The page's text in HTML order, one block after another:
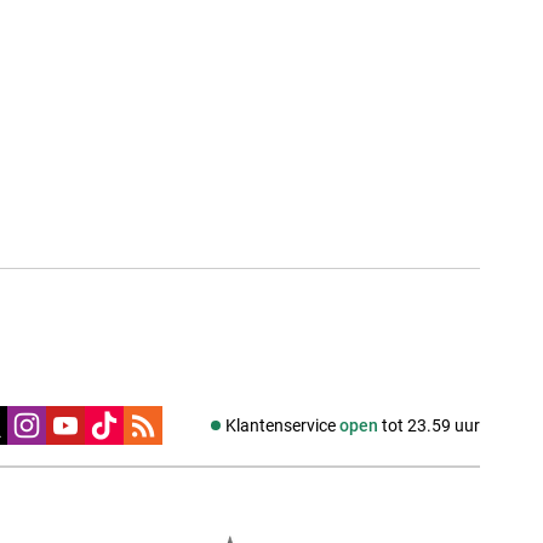
Klantenserviceopen tot 23.59 uur